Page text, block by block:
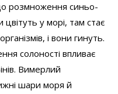
розмноження синьо-
у морі, там стає
і вони гинуть.
солоності впливає
Вимерлий
шари моря й